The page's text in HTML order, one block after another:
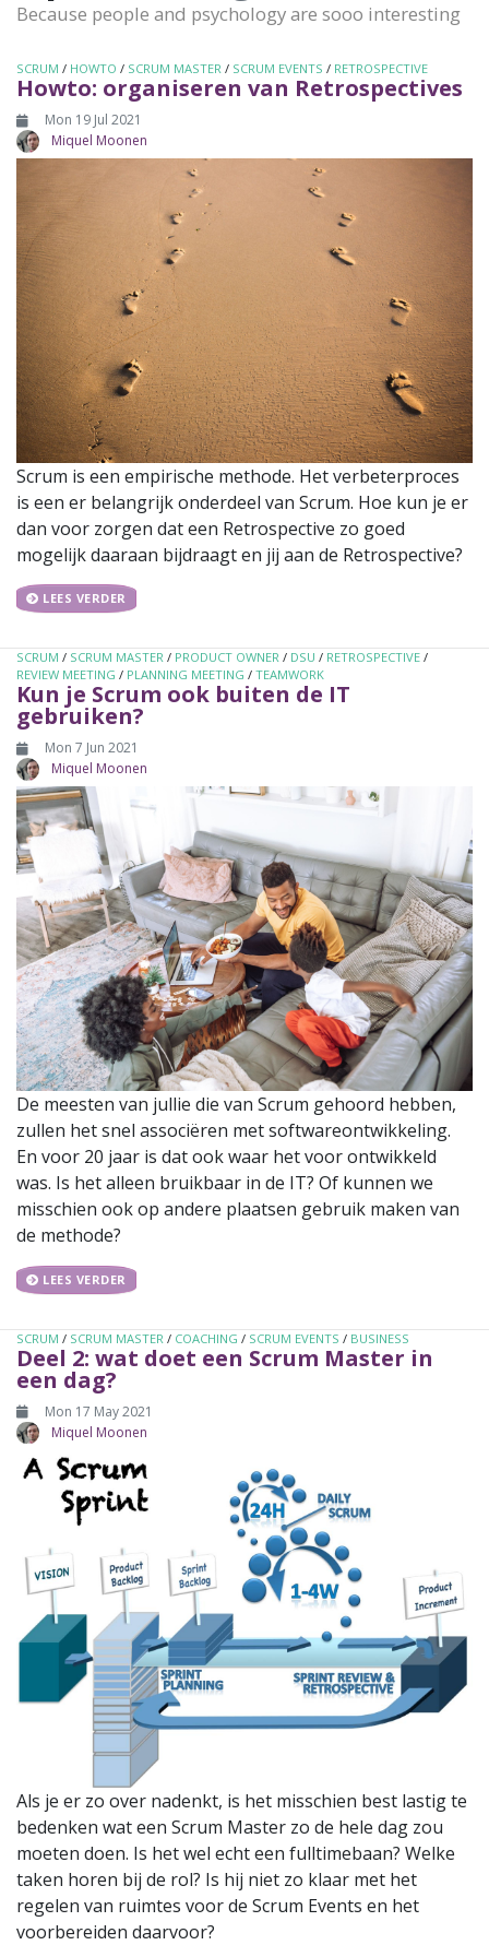
Because people and psychology are sooo interesting
SCRUM / HOWTO / SCRUM MASTER / SCRUM EVENTS / RETROSPECTIVE
Howto: organiseren van Retrospectives
Mon 19 Jul 2021
Miquel Moonen
Scrum is een empirische methode. Het verbeterproces
is een er belangrijk onderdeel van Scrum. Hoe kun je er
dan voor zorgen dat een Retrospective zo goed
mogelijk daaraan bijdraagt en jij aan de Retrospective?
LEES VERDER
SCRUM / SCRUM MASTER / PRODUCT OWNER / DSU / RETROSPECTIVE /
REVIEW MEETING / PLANNING MEETING / TEAMWORK
Kun je Scrum ook buiten de IT
gebruiken?
Mon 7 Jun 2021
Miquel Moonen
De meesten van jullie die van Scrum gehoord hebben,
zullen het snel associëren met softwareontwikkeling.
En voor 20 jaar is dat ook waar het voor ontwikkeld
was. Is het alleen bruikbaar in de IT? Of kunnen we
misschien ook op andere plaatsen gebruik maken van
de methode?
LEES VERDER
SCRUM / SCRUM MASTER / COACHING / SCRUM EVENTS / BUSINESS
Deel 2: wat doet een Scrum Master in
een dag?
Mon 17 May 2021
Miquel Moonen
Als je er zo over nadenkt, is het misschien best lastig te
bedenken wat een Scrum Master zo de hele dag zou
moeten doen. Is het wel echt een fulltimebaan? Welke
taken horen bij de rol? Is hij niet zo klaar met het
regelen van ruimtes voor de Scrum Events en het
voorbereiden daarvoor?